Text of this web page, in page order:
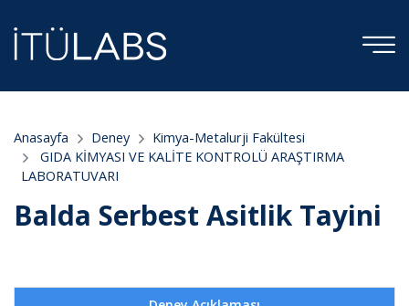
Anasayfa Deney
Kimya-Metalurji Fakültesi
GIDA KİMYASI VE KALİTE KONTROLÜ ARAŞTIRMA
LABORATUVARI
Balda Serbest Asitlik Tayini